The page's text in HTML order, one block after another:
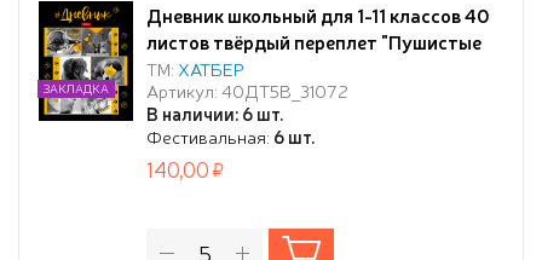
Дневник школьный для 1-11 классов 40
листов твёрдый переплет "Пушистые
малыши" глянц. ламин
ТМ: ХАТБЕР
Артикул: 40ДТ5В_31072
В наличии: 6 шт.
Фестивальная: 6 шт.
ЗАКЛАДКА
140,00